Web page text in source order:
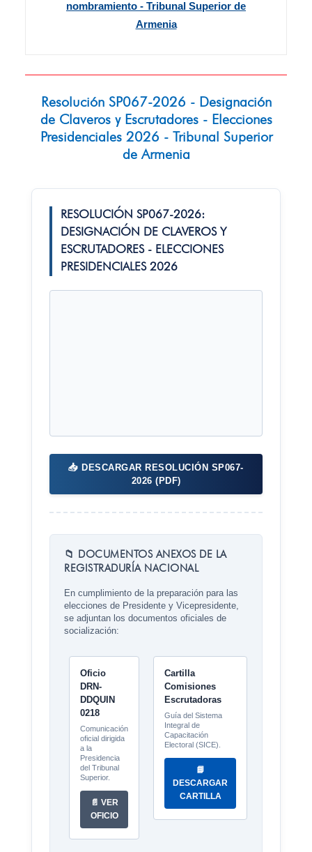
nombramiento - Tribunal Superior de
Armenia
Resolución SP067-2026 - Designación
de Claveros y Escrutadores - Elecciones
Presidenciales 2026 - Tribunal Superior
de Armenia
RESOLUCIÓN SP067-2026:
DESIGNACIÓN DE CLAVEROS Y
ESCRUTADORES - ELECCIONES
PRESIDENCIALES 2026
📥 DESCARGAR RESOLUCIÓN SP067-
2026 (PDF)
📁 DOCUMENTOS ANEXOS DE LA
REGISTRADURÍA NACIONAL
En cumplimiento de la preparación para las
elecciones de Presidente y Vicepresidente,
se adjuntan los documentos oficiales de
socialización:
Oficio
DRN-
DDQUIN
0218
Comunicación
oficial dirigida
a la
Presidencia
del Tribunal
Superior.
📄 VER
OFICIO
Cartilla
Comisiones
Escrutadoras
Guía del Sistema
Integral de
Capacitación
Electoral (SICE).
📘
DESCARGAR
CARTILLA